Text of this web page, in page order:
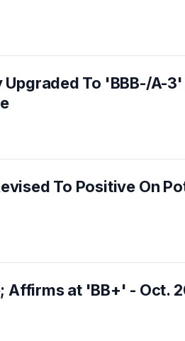
To 'BBB-/A-
To Positive On
Affirms at 'BB+' - Oct.